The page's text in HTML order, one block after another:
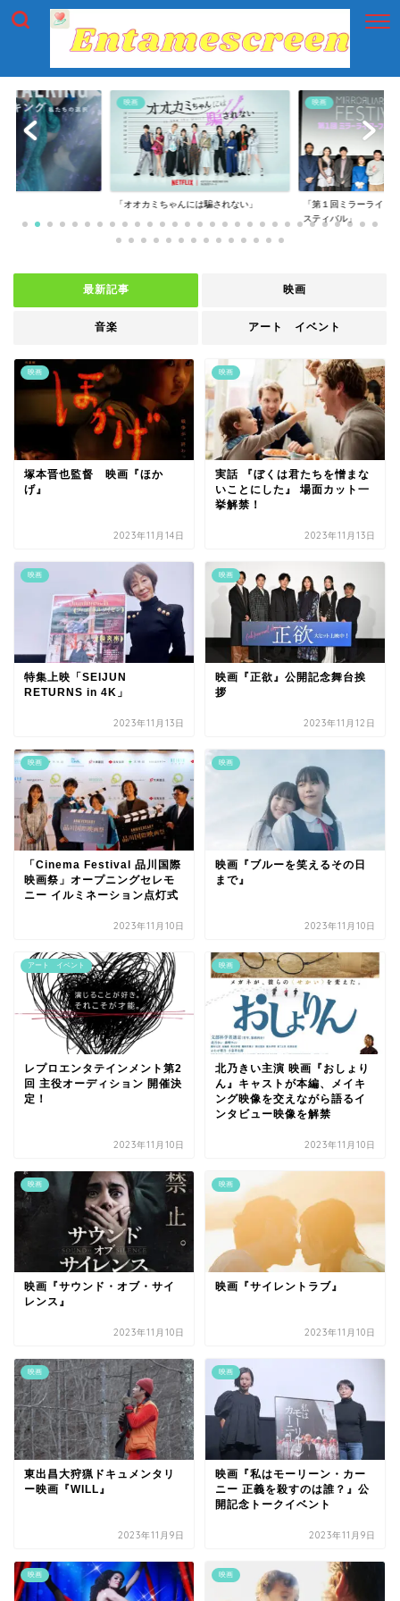
映画
「第１回ミラーライアーフィルムズ・フェ
映画
「第一回横浜国際映画
最新記事 映画
音楽 アート イベント
映画
塚本晋也監督 映画『ほか
げ』
2023年11月14日
映画
実話 『ぼくは君たちを憎まな
いことにした』 場面カット一
挙解禁！
2023年11月13日
映画
特集上映「SEIJUN
RETURNS in 4K」
2023年11月13日
映画
映画『正欲』公開記念舞台挨
拶
2023年11月12日
映画
「Cinema Festival 品川国際
映画祭」オープニングセレモ
ニー イルミネーション点灯式
2023年11月10日
映画
映画『ブルーを笑えるその日
まで』
2023年11月10日
アート イベント
レプロエンタテインメント第2
回 主役オーディション 開催決
定！
2023年11月10日
映画
北乃きい主演 映画『おしょり
ん』キャストが本編、メイキ
ング映像を交えながら語るイ
ンタビュー映像を解禁
2023年11月10日
映画
映画『サウンド・オブ・サイ
レンス』
2023年11月10日
映画
映画『サイレントラブ』
2023年11月10日
映画
東出昌大狩猟ドキュメンタリ
ー映画『WILL』
2023年11月9日
映画
映画『私はモーリーン・カー
ニー 正義を殺すのは誰？』公
開記念トークイベント
2023年11月9日
映画 映画